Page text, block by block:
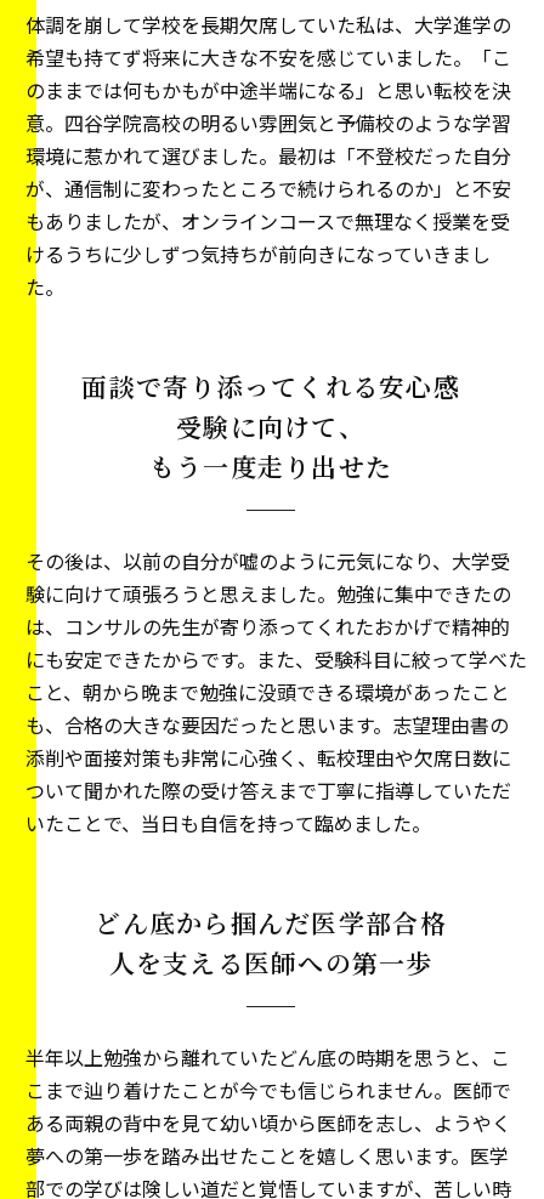
体調を崩して学校を長期欠席していた私は、大学進学の
希望も持てず将来に大きな不安を感じていました。「こ
のままでは何もかもが中途半端になる」と思い転校を決
意。四谷学院高校の明るい雰囲気と予備校のような学習
環境に惹かれて選びました。最初は「不登校だった自分
が、通信制に変わったところで続けられるのか」と不安
もありましたが、オンラインコースで無理なく授業を受
けるうちに少しずつ気持ちが前向きになっていきまし
た。
面談で寄り添ってくれる安心感
受験に向けて、
もう一度走り出せた
その後は、以前の自分が嘘のように元気になり、大学受
験に向けて頑張ろうと思えました。勉強に集中できたの
は、コンサルの先生が寄り添ってくれたおかげで精神的
にも安定できたからです。また、受験科目に絞って学べた
こと、朝から晩まで勉強に没頭できる環境があったこと
も、合格の大きな要因だったと思います。志望理由書の
添削や面接対策も非常に心強く、転校理由や欠席日数に
ついて聞かれた際の受け答えまで丁寧に指導していただ
いたことで、当日も自信を持って臨めました。
どん底から掴んだ医学部合格
人を支える医師への第一歩
半年以上勉強から離れていたどん底の時期を思うと、こ
こまで辿り着けたことが今でも信じられません。医師で
ある両親の背中を見て幼い頃から医師を志し、ようやく
夢への第一歩を踏み出せたことを嬉しく思います。医学
部での学びは険しい道だと覚悟していますが、苦しい時